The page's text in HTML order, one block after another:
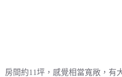
房間約11坪，感覺相當寬敞，有